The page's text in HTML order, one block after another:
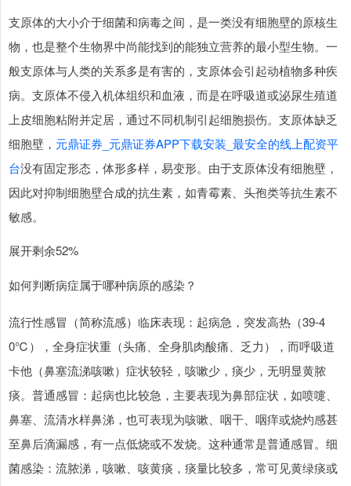
支原体的大小介于细菌和病毒之间，是一类没有细胞壁的原核生
物，也是整个生物界中尚能找到的能独立营养的最小型生物。一
般支原体与人类的关系多是有害的，支原体会引起动植物多种疾
病。支原体不侵入机体组织和血液，而是在呼吸道或泌尿生殖道
上皮细胞粘附并定居，通过不同机制引起细胞损伤。支原体缺乏
细胞壁， 元鼎证券_元鼎证券APP下载安装_最安全的线上配资平
台没有固定形态，体形多样，易变形。由于支原体没有细胞壁，
因此对抑制细胞壁合成的抗生素，如青霉素、头孢类等抗生素不
敏感。
展开剩余52%
如何判断病症属于哪种病原的感染？
流行性感冒（简称流感）临床表现：起病急，突发高热（39-4
0℃），全身症状重（头痛、全身肌肉酸痛、乏力），而呼吸道
卡他（鼻塞流涕咳嗽）症状较轻，咳嗽少，痰少，无明显黄脓
痰。普通感冒：起病也比较急，主要表现为鼻部症状，如喷嚏、
鼻塞、流清水样鼻涕，也可表现为咳嗽、咽干、咽痒或烧灼感甚
至鼻后滴漏感，有一点低烧或不发烧。这种通常是普通感冒。细
菌感染：流脓涕，咳嗽、咳黄痰，痰量比较多，常可见黄绿痰或